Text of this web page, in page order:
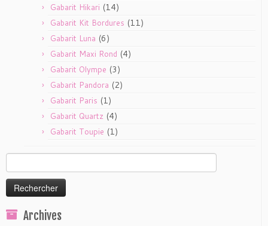
Gabarit Hikari (14)
Gabarit Kit Bordures (11)
Gabarit Luna (6)
Gabarit Maxi Rond (4)
Gabarit Olympe (3)
Gabarit Pandora (2)
Gabarit Paris (1)
Gabarit Quartz (4)
Gabarit Toupie (1)
Rechercher :
Archives